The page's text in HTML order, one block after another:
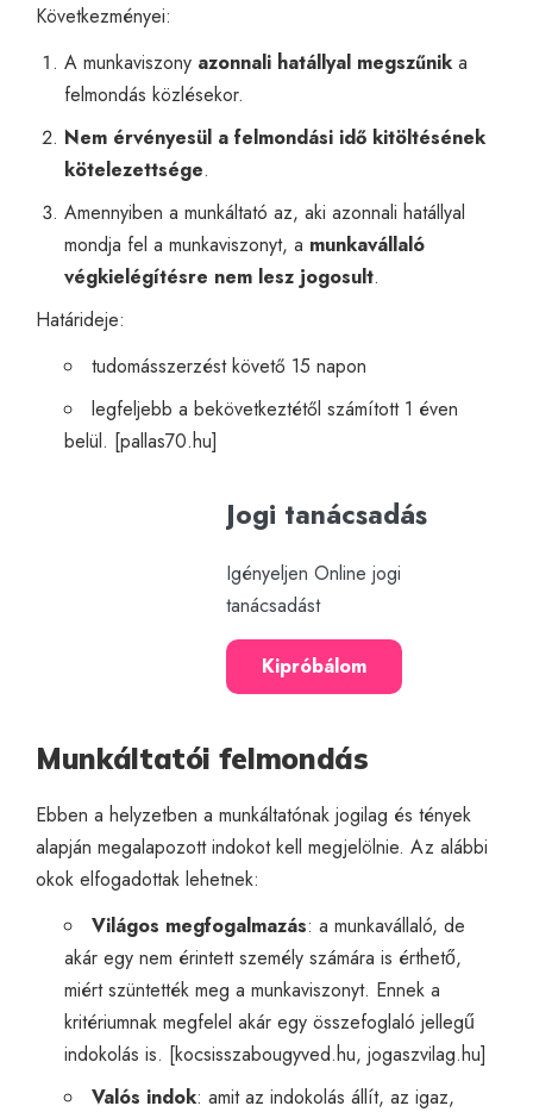
Következményei:
A munkaviszony azonnali hatállyal megszűnika
felmondás közlésekor.
Nem érvényesül a felmondási idő kitöltésének
kötelezettsége.
Amennyiben a munkáltató az, aki azonnali hatállyal
mondja fel a munkaviszonyt, a munkavállaló
végkielégítésre nem lesz jogosult.
Határideje:
tudomásszerzést követő 15 napon
legfeljebb a bekövetkeztétől számított 1 éven
belül. [pallas70.hu]
Jogi tanácsadás
Igényeljen Online jogi
tanácsadást
Kipróbálom
Munkáltatói felmondás
Ebben a helyzetben a munkáltatónak jogilag és tények
alapján megalapozott indokot kell megjelölnie. Az alábbi
okok elfogadottak lehetnek:
Világos megfogalmazás: a munkavállaló, de
akár egy nem érintett személy számára is érthető,
miért szüntették meg a munkaviszonyt. Ennek a
kritériumnak megfelel akár egy összefoglaló jellegű
indokolás is. [kocsisszabougyved.hu, jogaszvilag.hu]
Valós indok: amit az indokolás állít, az igaz,